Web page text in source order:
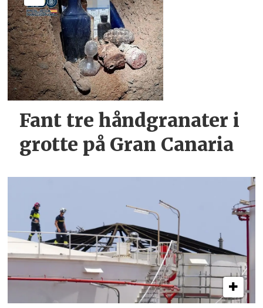
Fant tre håndgranater i
grotte på Gran Canaria